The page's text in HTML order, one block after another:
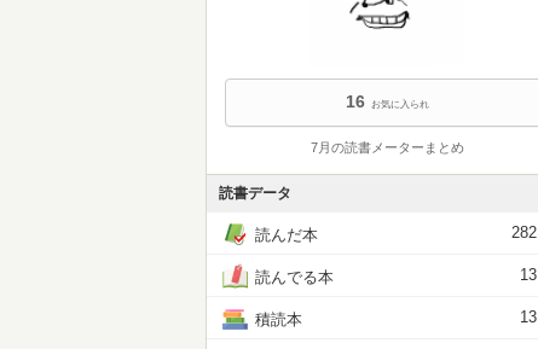
16 お気に入られ
7月の読書メーターまとめ
読書データ
読んだ本 282
読んでる本 13
積読本 13